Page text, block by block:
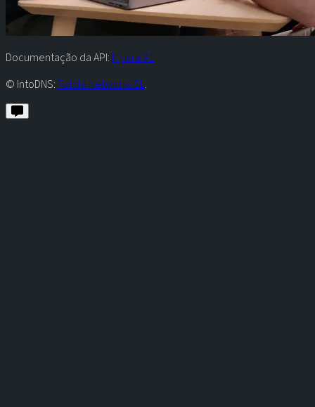
Documentação da API: Ir para V1
© IntoDNS: Raiola Networks SL.